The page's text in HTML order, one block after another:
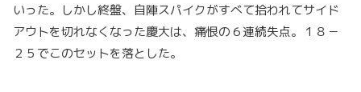
いった。しかし終盤、自陣スパイクがすべて拾われてサイド
アウトを切れなくなった慶大は、痛恨の６連続失点。１８－
２５でこのセットを落とした。